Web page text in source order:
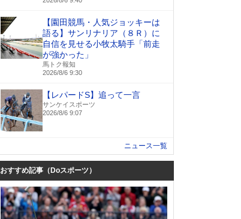
【園田競馬・人気ジョッキーは
語る】サンリナリア（８Ｒ）に
自信を見せる小牧太騎手「前走
が強かった」
馬トク報知
2026/8/6 9:30
【レパードS】追って一言
サンケイスポーツ
2026/8/6 9:07
ニュース一覧
おすすめ記事（Doスポーツ）